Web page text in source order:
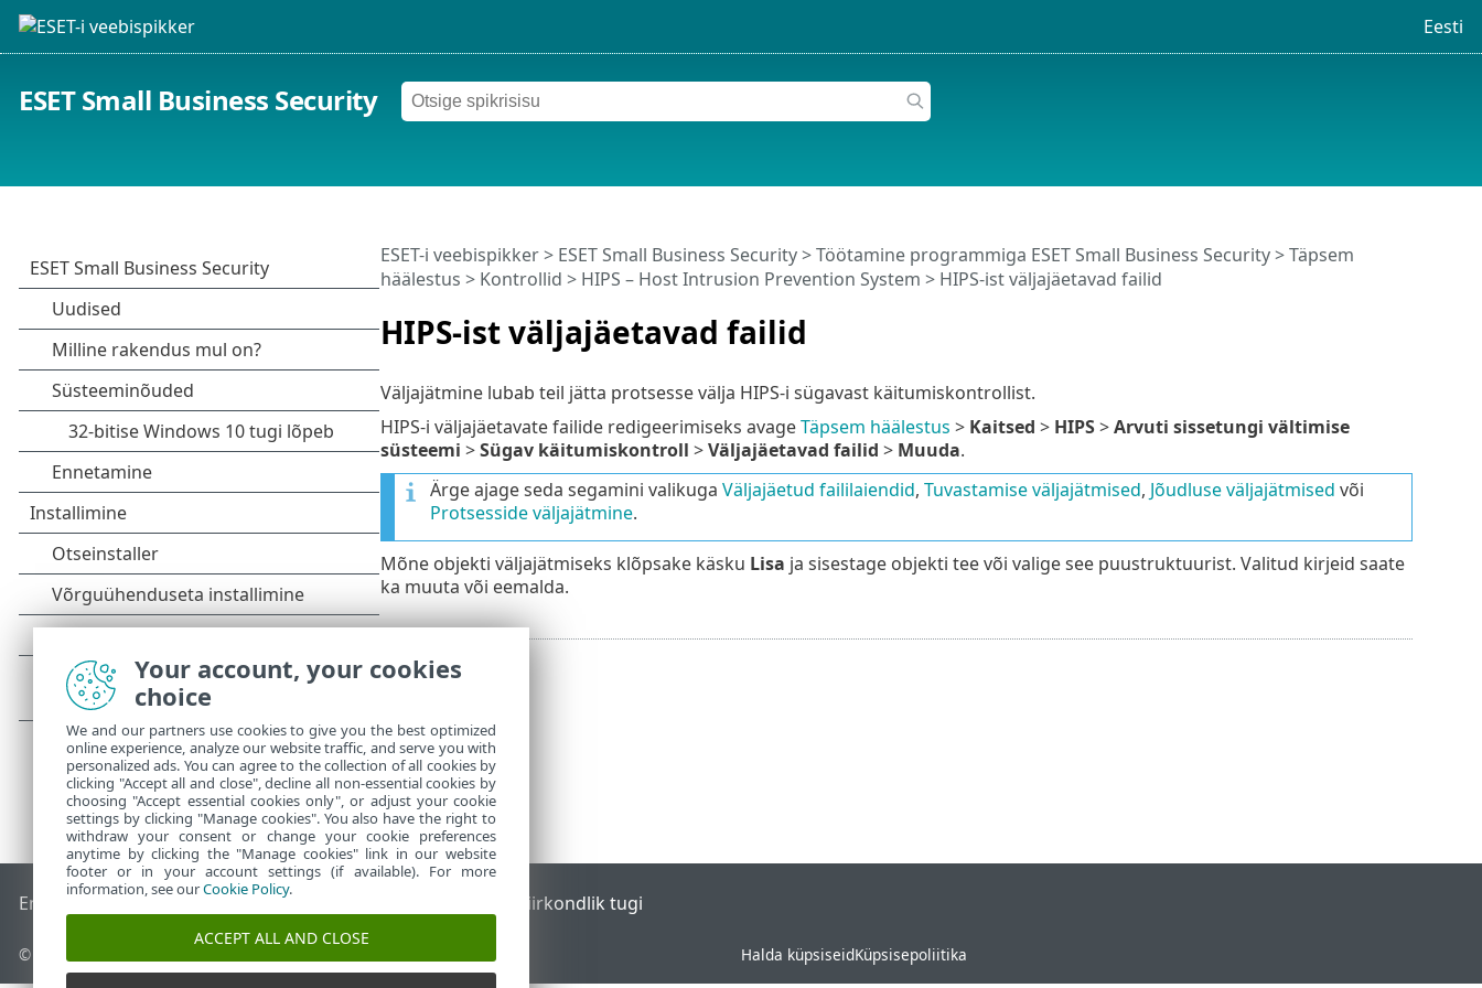
Eesti
ESET Small Business Security
HIPS-ist väljajäetavad failid
ESET-i veebispikker> ESET Small Business Security>Töötamine programmiga ESET Small Business Security>Täpsem
häälestus > Kontrollid > HIPS – Host Intrusion Prevention System > HIPS-ist väljajäetavad failid
Väljajätmine lubab teil jätta protsesse välja HIPS-i sügavast käitumiskontrollist.
HIPS-i väljajäetavate failide redigeerimiseks avageTäpsem häälestus > Kaitsed > HIPS>Arvuti sissetungi vältimise
süsteemi >Sügav käitumiskontroll >Väljajäetavad failid > Muuda.
Ärge ajage seda segamini valikuga Väljajäetud faililaiendid, Tuvastamise väljajätmised, Jõudluse väljajätmised või
Protsesside väljajätmine.
Mõne objekti väljajätmiseks klõpsake käsku Lisa ja sisestage objekti tee või valige see puustruktuurist. Valitud kirjeid saate
ka muuta või eemalda.
End of Life ESET-i teabebaas ESET-i foorum Piirkondlik tugi
© 1992 - 2026 ESET, spol. s r.o. – kõik õigused on kaitstud. Halda küpsiseidKüpsisepoliitika
Your account, your cookies
choice
We and our partners use cookies to give you the best optimized
online experience, analyze our website traffic, and serve you with
personalized ads. You can agree to the collection of all cookies by
clicking "Accept all and close", decline all non-essential cookies by
choosing "Accept essential cookies only", or adjust your cookie
settings by clicking "Manage cookies". You also have the right to
withdraw your consent or change your cookie preferences
anytime by clicking the "Manage cookies" link in our website
footer or in your account settings (if available). For more
information, see ourCookie Policy.
ACCEPT ALL AND CLOSE